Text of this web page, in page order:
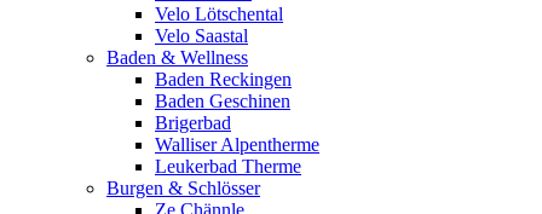
Velo Lötschental
Velo Saastal
Baden & Wellness
Baden Reckingen
Baden Geschinen
Brigerbad
Walliser Alpentherme
Leukerbad Therme
Burgen & Schlösser
Ze Chännle